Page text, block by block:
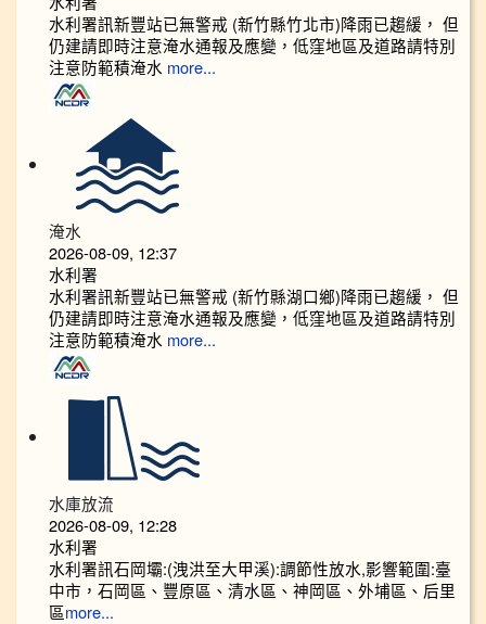
水利署訊新豐站已無警戒 (新竹縣竹北市)降雨已趨緩， 但
仍建請即時注意淹水通報及應變，低窪地區及道路請特別
注意防範積淹水 more...
淹水
2026-08-09, 12:37
水利署
水利署訊新豐站已無警戒 (新竹縣湖口鄉)降雨已趨緩， 但
仍建請即時注意淹水通報及應變，低窪地區及道路請特別
注意防範積淹水 more...
水庫放流
2026-08-09, 12:28
水利署
水利署訊石岡壩:(洩洪至大甲溪):調節性放水,影響範圍:臺
中市，石岡區、豐原區、清水區、神岡區、外埔區、后里
區more...